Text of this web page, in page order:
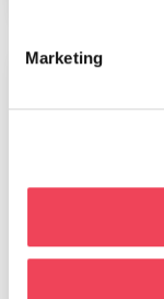
Marketing